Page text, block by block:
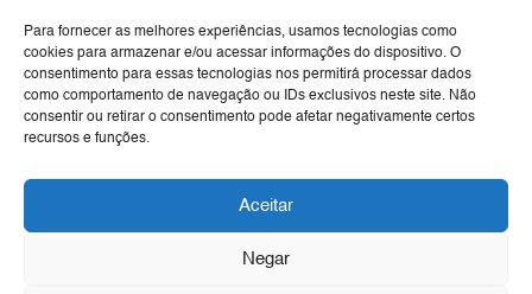
Para fornecer as melhores experiências, usamos tecnologias como
cookies para armazenar e/ou acessar informações do dispositivo. O
consentimento para essas tecnologias nos permitirá processar dados
como comportamento de navegação ou IDs exclusivos neste site. Não
consentir ou retirar o consentimento pode afetar negativamente certos
recursos e funções.
Aceitar
Negar
Empresa Sua Viagem Cultura
Tecnologia
Expansão e Obras
Negócios
Canal de Denúncia
Ouvidoria